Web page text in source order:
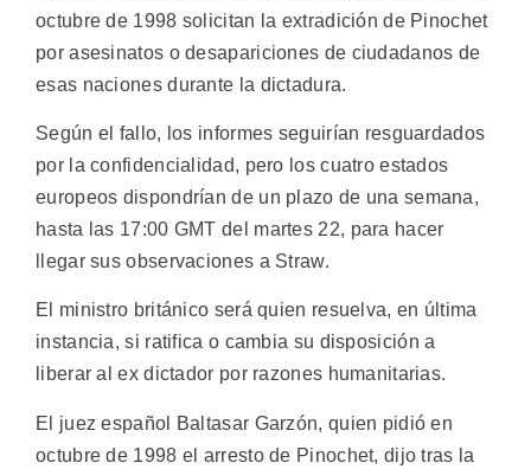
octubre de 1998 solicitan la extradición de Pinochet
por asesinatos o desapariciones de ciudadanos de
esas naciones durante la dictadura.
Según el fallo, los informes seguirían resguardados
por la confidencialidad, pero los cuatro estados
europeos dispondrían de un plazo de una semana,
hasta las 17:00 GMT del martes 22, para hacer
llegar sus observaciones a Straw.
El ministro británico será quien resuelva, en última
instancia, si ratifica o cambia su disposición a
liberar al ex dictador por razones humanitarias.
El juez español Baltasar Garzón, quien pidió en
octubre de 1998 el arresto de Pinochet, dijo tras la